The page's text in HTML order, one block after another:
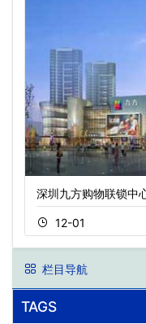
深圳九方购物联锁中
12-01
栏目导航
TAGS